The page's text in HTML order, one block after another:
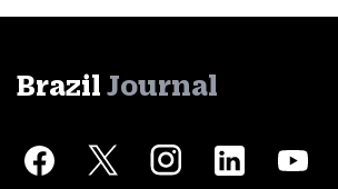
Brazil Journal